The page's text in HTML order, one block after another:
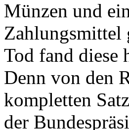
Münzen und
Zahlungsmittel
Tod fand diese
Denn von den
kompletten
der